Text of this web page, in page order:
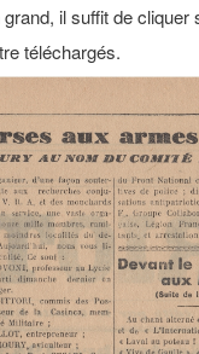
il suffit de cliquer
téléchargés.